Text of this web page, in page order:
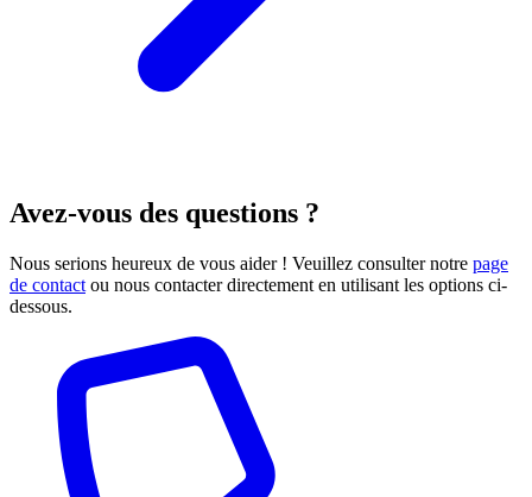
Avez-vous des questions ?
Nous serions heureux de vous aider ! Veuillez consulter notre page
de contact ou nous contacter directement en utilisant les options ci-
dessous.